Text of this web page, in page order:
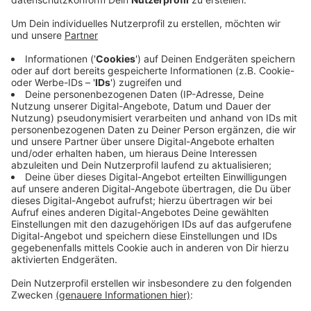
den teuersten deutschen Städten. Ein Online-
jährlichen Nebenkosten in den 30 größten Städten
Deutschlands verglichen. Nur in Bielefeld sind die
Gebühren noch höher als bei uns. Die Erhebung
fand noch vor dem Ukraine-Krieg statt, die Zahlen
dürften überall inzwischen noch gestiegen sein.
3360 Euro und 61 Cent werden dem Ranking zu
Folge pro Jahr in Wuppertal für jeden Verbraucher
fällig. Die günstigste Stadt ist demnach Nürnberg,
dort sind es 800 Euro weniger.
Veröffentlicht: Mittwoch, 18.05.2022 10:26
Anzeige